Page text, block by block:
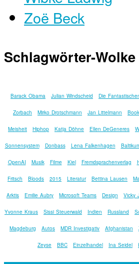
Zoë Beck
Schlagwörter-Wolke
Barack Obama Julian Windscheid Die
Zorbach Mirko Drotschmann Jan Littelmann
Meisheit Hiphop Katja Döhne Ellen DeGeneres
Sonnensystem Donbass Lena Falkenhagen
OpenAI Musik Filme Kiel Fremdsprachenverlag
Fritsch Bloods 2015 Literatur Bettina Lausen
Arktis Emilie Aubry Microsoft Teams Design Vicky
Yvonne Kraus Sissi Steuerwald Indien Russland
Magdeburg Autos MDR Investigativ Afghanistan
Zeyse BBC Einzelhandel Ina Seidel